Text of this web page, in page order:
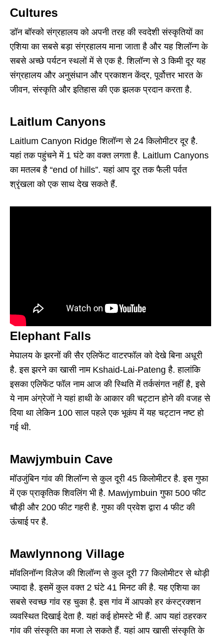
Cultures
डॉन बॉस्को संग्रहालय को अपनी तरह की स्वदेशी संस्कृतियों का
एशिया का सबसे बड़ा संग्रहालय माना जाता है और यह शिलॉन्ग के
सबसे अच्छे पर्यटन स्थलों में से एक है. शिलॉन्ग से 3 किमी दूर यह
संग्रहालय और अनुसंधान और प्रकाशन केंद्र, पूर्वोत्तर भारत के
जीवन, संस्कृति और इतिहास की एक झलक प्रदान करता है.
Laitlum Canyons
Laitlum Canyon Ridge शिलॉन्ग से 24 किलोमीटर दूर है.
यहां तक पहुंचने में 1 घंटे का वक्त लगता है. Laitlum Canyons
का मतलब है “end of hills”. यहां आप दूर तक फैली पर्वत
श्रृंखला को एक साथ देख सकते हैं.
Elephant Falls
मेघालय के झरनों की सैर एलिफेंट वाटरफॉल को देखे बिना अधूरी
है. इस झरने का खासी नाम Kshaid-Lai-Pateng है. हालांकि
इसका एलिफेंट फॉल नाम आज की स्थिति में तर्कसंगत नहीं है, इसे
ये नाम अंग्रेजों ने यहां हाथी के आकार की चट्टान होने की वजह से
दिया था लेकिन 100 साल पहले एक भूकंप में यह चट्टान नष्ट हो
गई थी.
Mawjymbuin Cave
मॉउजुंबिन गांव की शिलॉन्ग से कुल दूरी 45 किलोमीटर है. इस गुफा
में एक प्राकृतिक शिवलिंग भी है. Mawjymbuin गुफा 500 फीट
चौड़ी और 200 फीट गहरी है. गुफा की प्रवेश द्वारा 4 फीट की
ऊंचाई पर है.
Mawlynnong Village
मॉवलिनॉन्ग विलेज की शिलॉन्ग से कुल दूरी 77 किलोमीटर से थोड़ी
ज्यादा है. इसमें कुल वक्त 2 घंटे 41 मिनट की है. यह एशिया का
सबसे स्वच्छ गांव रह चुका है. इस गांव में आपको हर कंस्ट्रक्शन
व्यवस्थित दिखाई देता है. यहां कई होमस्टे भी हैं. आप यहां ठहरकर
गांव की संस्कृति का मजा ले सकते हैं. यहां आप खासी संस्कृति के